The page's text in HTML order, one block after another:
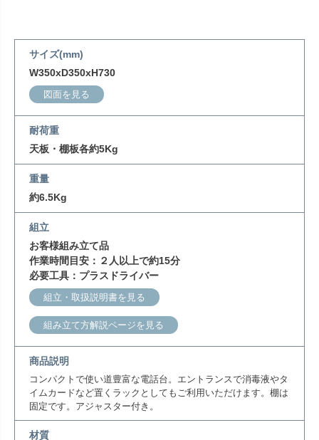
サイズ(mm)
W350xD350xH730
図面を見る
耐荷重
天板・棚板各約5Kg
重量
約6.5Kg
組立
お客様組み立て品
作業時間目安：２人以上で約15分
必要工具：プラスドライバー
組立・取扱説明書を見る
組み立て方解説ページを見る
商品説明
コンパクトで使い道豊富な電話台。エントランスで消毒液やタ
イムカードなど置くラックとしてもご利用いただけます。棚は
固定です。アジャスター付き。
材質